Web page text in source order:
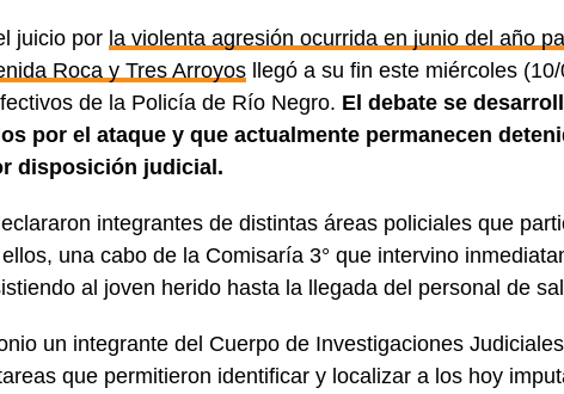
juicio por la violenta agresión ocurrida en junio del año
Roca y Tres Arroyos llegó a su fin este miércoles
de la Policía de Río Negro. El debate se
por el ataque y que actualmente permanecen
disposición judicial.
integrantes de distintas áreas policiales que
una cabo de la Comisaría 3° que intervino
al joven herido hasta la llegada del personal de
un integrante del Cuerpo de Investigaciones
que permitieron identificar y localizar a los hoy